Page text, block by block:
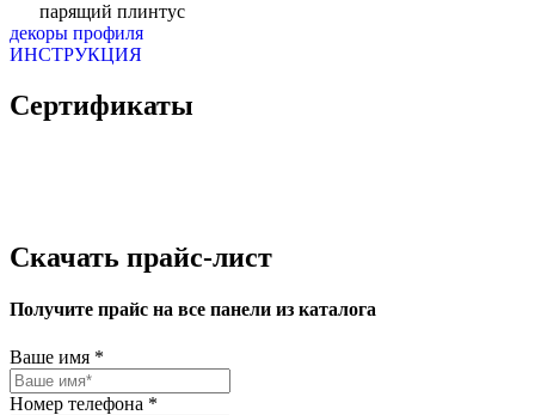
парящий плинтус
декоры профиля
ИНСТРУКЦИЯ
Сертификаты
Скачать прайс-лист
Получите прайс на все панели из каталога
Ваше имя *
Номер телефона *